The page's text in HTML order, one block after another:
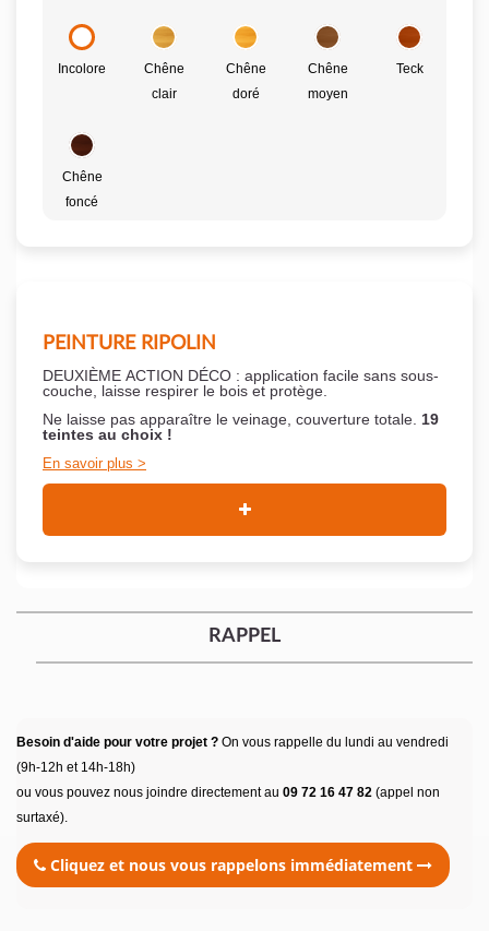
Incolore
Chêne
clair
Chêne
doré
Chêne
moyen
Teck
Chêne
foncé
PEINTURE RIPOLIN
DEUXIÈME ACTION DÉCO : application facile sans sous-
couche, laisse respirer le bois et protège.
Ne laisse pas apparaître le veinage, couverture totale. 19
teintes au choix !
En savoir plus
RAPPEL
Besoin d'aide pour votre projet ? On vous rappelle du lundi au vendredi
(9h-12h et 14h-18h)
ou vous pouvez nous joindre directement au 09 72 16 47 82 (appel non
surtaxé).
Cliquez et nous vous rappelons immédiatement